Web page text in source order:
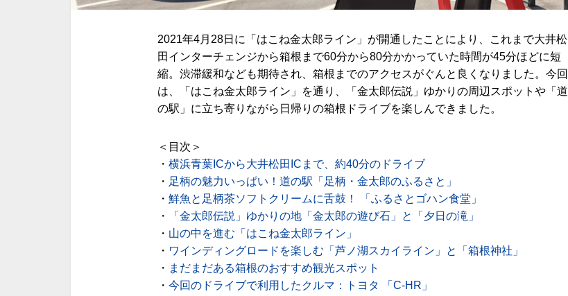
2021年4月28日に「はこね金太郎ライン」が開通したことにより、これまで大井松
田インターチェンジから箱根まで60分から80分かかっていた時間が45分ほどに短
縮。渋滞緩和なども期待され、箱根までのアクセスがぐんと良くなりました。今回
は、「はこね金太郎ライン」を通り、「金太郎伝説」ゆかりの周辺スポットや「道
の駅」に立ち寄りながら日帰りの箱根ドライブを楽しんできました。
＜目次＞
・ 横浜青葉ICから大井松田ICまで、約40分のドライブ
・ 足柄の魅力いっぱい！道の駅「足柄・金太郎のふるさと」
・ 鮮魚と足柄茶ソフトクリームに舌鼓！ 「ふるさとゴハン食堂」
・
「金太郎伝説」ゆかりの地「金太郎の遊び石」と「夕日の滝」
・ 山の中を進む「はこね金太郎ライン」
・ ワインディングロードを楽しむ「芦ノ湖スカイライン」と「箱根神社」
・ まだまだある箱根のおすすめ観光スポット
・ 今回のドライブで利用したクルマ：トヨタ 「C-HR」